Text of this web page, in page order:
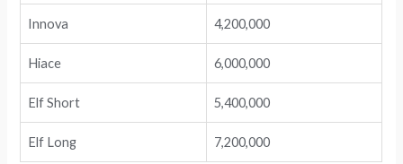
Innova 4,200,000
Hiace 6,000,000
Elf Short 5,400,000
Elf Long 7,200,000